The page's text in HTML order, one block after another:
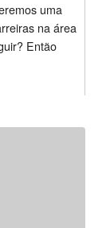
uma
na área
Então